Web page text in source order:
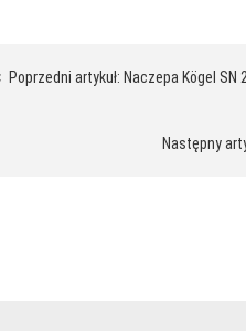
Poprzedni artykuł: Naczepa Kögel SN
Następny